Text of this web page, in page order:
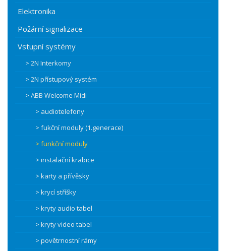
Elektronika
Požární signalizace
Vstupní systémy
> 2N Interkomy
> 2N přístupový systém
> ABB Welcome Midi
> audiotelefony
> fukční moduly (1.generace)
> funkční moduly
> instalační krabice
> karty a přívěsky
> krycí stříšky
> kryty audio tabel
> kryty video tabel
> povětrnostní rámy